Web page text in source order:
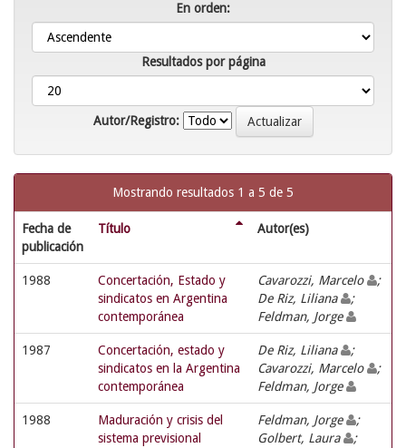
En orden:
Resultados por página
Autor/Registro:
Mostrando resultados 1 a 5 de 5
Fecha de
publicación
Título Autor(es)
1988
Concertación, Estado y
sindicatos en Argentina
contemporánea
Cavarozzi, Marcelo
;
De Riz, Liliana
;
Feldman, Jorge
1987
Concertación, estado y
sindicatos en la Argentina
contemporánea
De Riz, Liliana
;
Cavarozzi, Marcelo
;
Feldman, Jorge
1988
Maduración y crisis del
sistema previsional
Feldman, Jorge
;
Golbert, Laura
;